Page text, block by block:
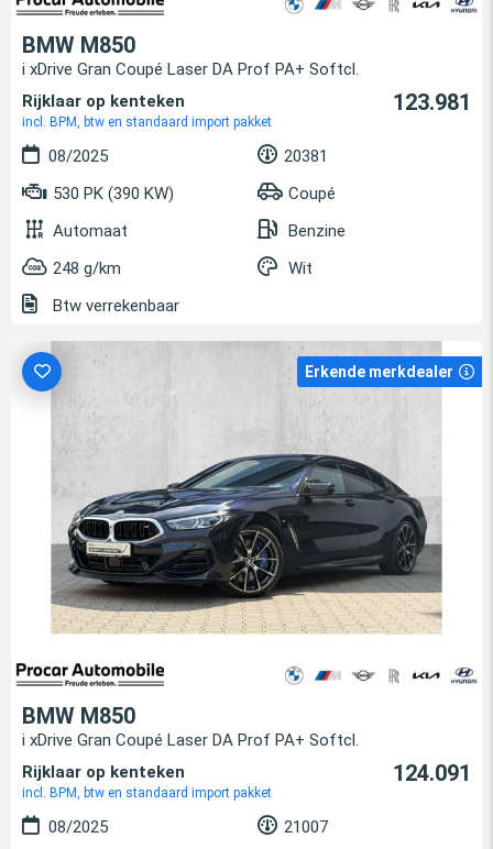
BMW M850
i xDrive Gran Coupé Laser DA Prof PA+ Softcl.
Rijklaar op kenteken
incl. BPM, btw en standaard import pakket
123.981
08/2025
20381
530 PK (390 KW)
Coupé
Automaat
Benzine
248 g/km
Wit
Btw verrekenbaar
Erkende merkdealer
BMW M850
i xDrive Gran Coupé Laser DA Prof PA+ Softcl.
Rijklaar op kenteken
incl. BPM, btw en standaard import pakket
124.091
08/2025
21007